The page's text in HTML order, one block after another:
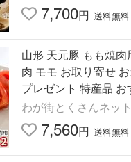
取り寄せ
7,700円 送料無料
山形 天元豚 もも焼
肉 モモ お取り寄せ
プレゼント 特産品 お
元
わが街とくさんネット
7,560円 送料無料